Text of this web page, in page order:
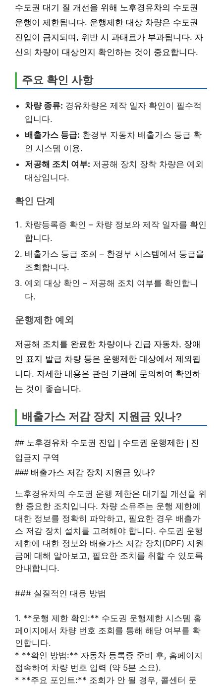
수도권 대기 질 개선을 위해 노후경유차의 수도권
운행이 제한됩니다. 운행제한 대상 차량은 수도권
진입이 금지되며, 위반 시 과태료가 부과됩니다. 자
신의 차량이 대상인지 확인하는 것이 중요합니다.
주요 확인 사항
차량 종류: 경유차량은 제작 일자 확인이 필수적
입니다.
배출가스 등급: 환경부 자동차 배출가스 등급 확
인 시스템 이용.
저공해 조치 여부: 저공해 장치 장착 차량은 예외
대상입니다.
확인 단계
차량등록증 확인 – 차량 정보와 제작 일자를 확인
합니다.
배출가스 등급 조회 – 환경부 시스템에서 등급을
조회합니다.
예외 대상 확인 – 저공해 조치 여부를 확인합니
다.
운행제한 예외
저공해 조치를 완료한 차량이나 긴급 자동차, 장애
인 표지 발급 차량 등은 운행제한 대상에서 제외됩
니다. 자세한 내용은 관련 기관에 문의하여 확인하
는 것이 좋습니다.
배출가스 저감 장치 지원금 있나?
## 노후경유차 수도권 진입 | 수도권 운행제한 | 진
입금지 구역
### 배출가스 저감 장치 지원금 있나?
노후경유차의 수도권 운행 제한은 대기질 개선을 위
한 중요한 조치입니다. 차량 소유주는 운행 제한에
대한 정보를 정확히 파악하고, 필요한 경우 배출가
스 저감 장치 설치를 고려해야 합니다. 수도권 운행
제한에 대한 정보와 배출가스 저감 장치(DPF) 지원
금에 대해 알아보고, 필요한 조치를 취할 수 있도록
안내합니다.
### 실질적인 대응 방법
1. **운행 제한 확인:** 수도권 운행제한 시스템 홈
페이지에서 차량 번호 조회를 통해 해당 여부를 확
인합니다.
* **확인 방법:** 자동차 등록증 준비 후, 홈페이지
접속하여 차량 번호 입력 (약 5분 소요).
* **주요 포인트:** 조회가 안 될 경우, 콜센터 문